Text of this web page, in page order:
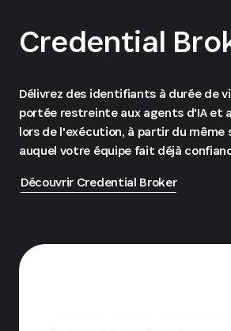
Credential
Délivrez des identifiants à durée de
portée restreinte aux agents d'IA et
lors de l'exécution, à partir du même
auquel votre équipe fait déjà
Découvrir Credential Broker